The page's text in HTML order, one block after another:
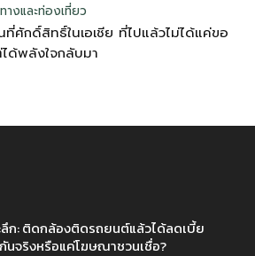
างและท่องเที่ยว
ที่ศักดิ์สิทธิ์ในเอเชีย ที่ไปแล้วไม่ได้แค่ขอ
ด้พลังใจกลับมา
ลึก: ติดกล้องติดรถยนต์แล้วได้ลดเบี้ย
นจริงหรือแค่โฆษณาชวนเชื่อ?